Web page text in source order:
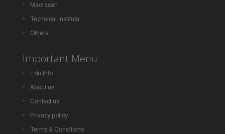
Madrasah
Technical Institute
Others
Important Menu
Edu Info
About us
Contact us
Privacy policy
Terms & Conditions